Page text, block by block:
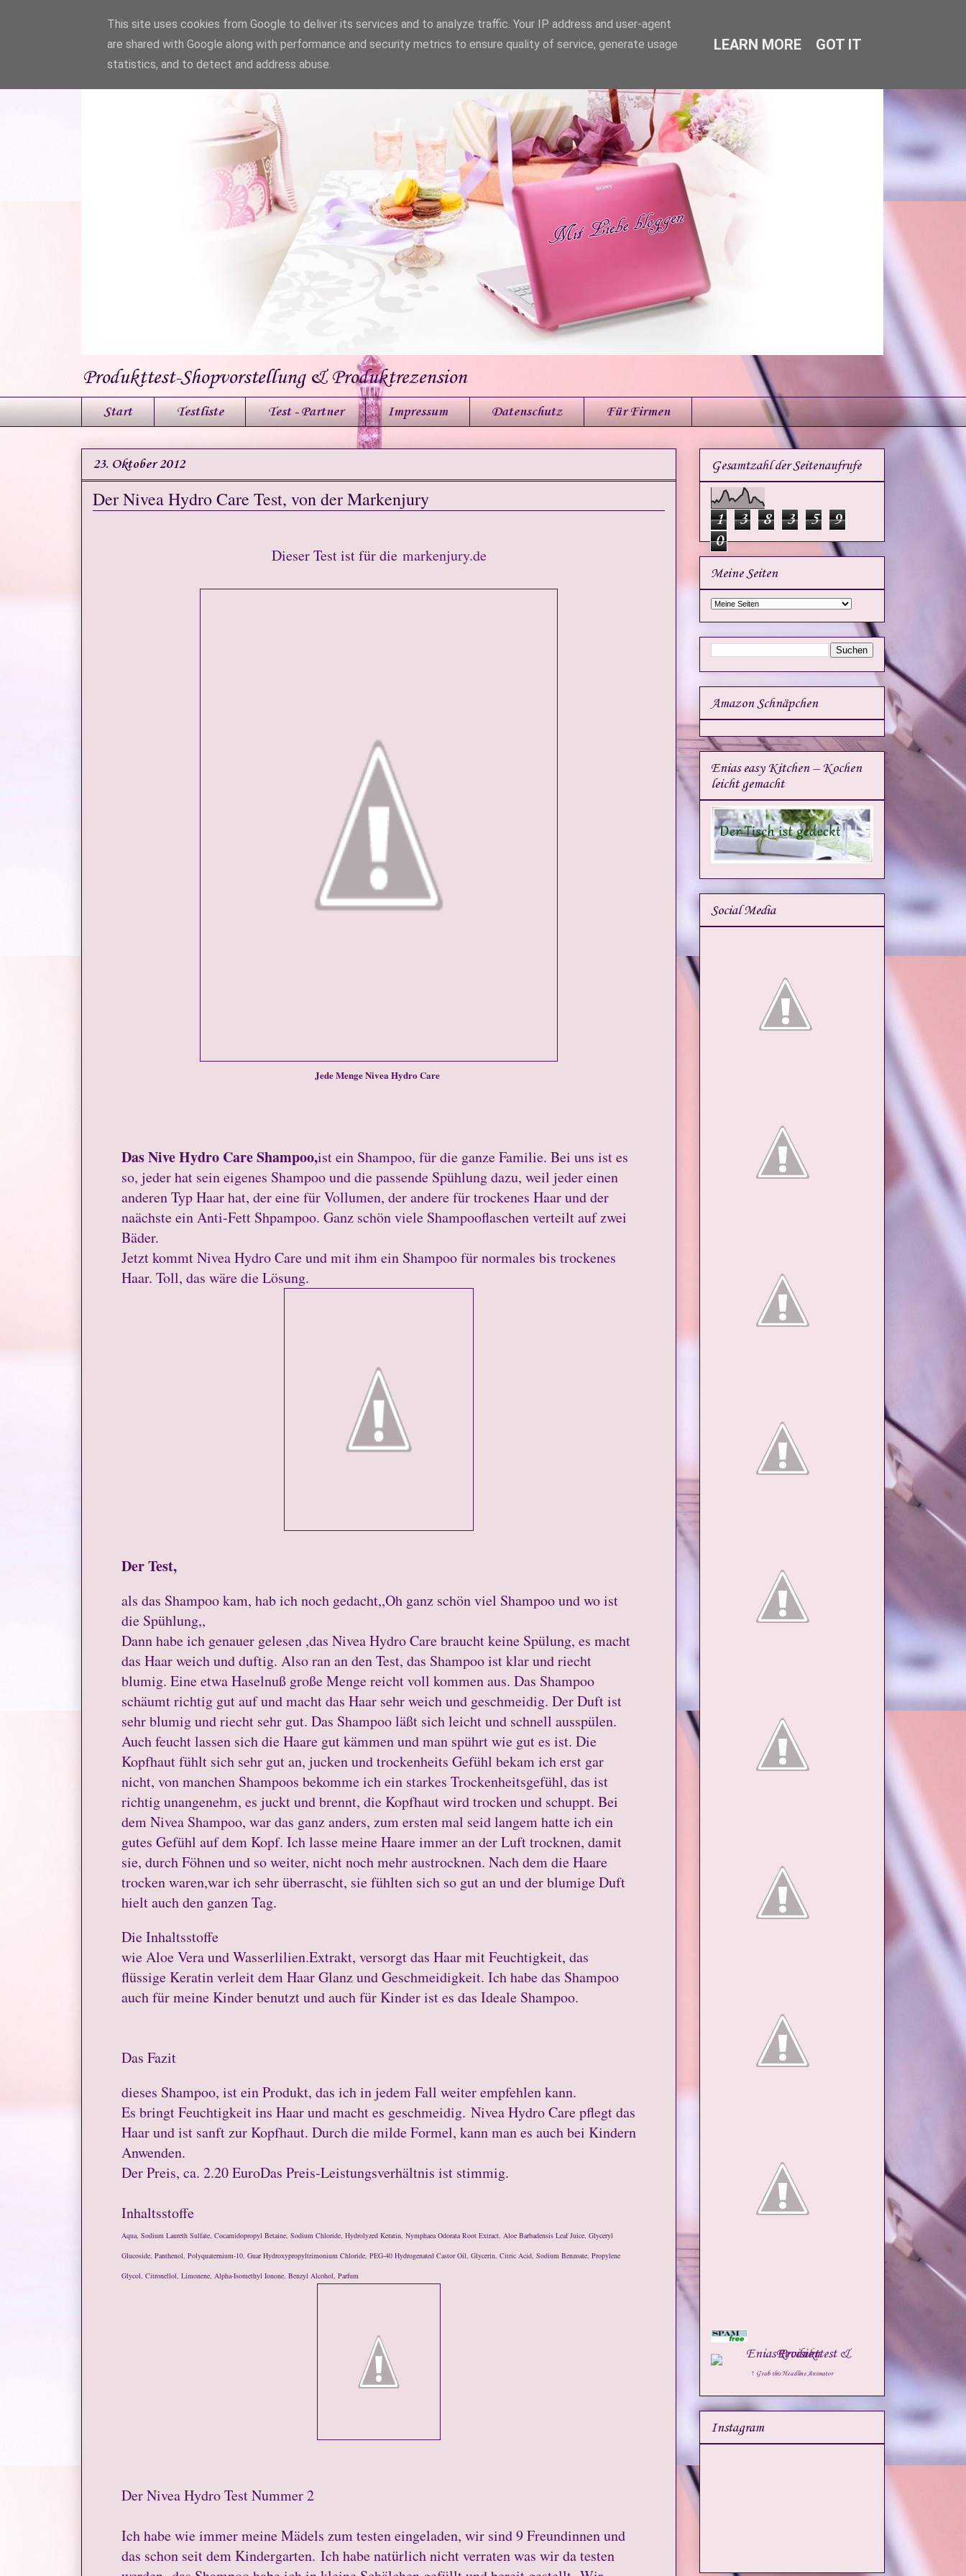
Produkttest-Shopvorstellung & Produktrezension
Start Testliste Test - Partner Impressum Datenschutz Für Firmen
23. Oktober 2012
Der Nivea Hydro Care Test, von der Markenjury
Dieser Test ist für die markenjury.de
Jede Menge Nivea Hydro Care.
Das Nive Hydro Care Shampoo,ist ein Shampoo, für die ganze Familie. Bei uns ist es
so, jeder hat sein eigenes Shampoo und die passende Spühlung dazu, weil jeder einen
anderen Typ Haar hat, der eine für Vollumen, der andere für trockenes Haar und der
naächste ein Anti-Fett Shpampoo. Ganz schön viele Shampooflaschen verteilt auf zwei
Bäder.
Jetzt kommt Nivea Hydro Care und mit ihm ein Shampoo für normales bis trockenes
Haar. Toll, das wäre die Lösung.
Der Test,
als das Shampoo kam, hab ich noch gedacht,,Oh ganz schön viel Shampoo und wo ist
die Spühlung,,
Dann habe ich genauer gelesen ,das Nivea Hydro Care braucht keine Spülung, es macht
das Haar weich und duftig. Also ran an den Test, das Shampoo ist klar und riecht
blumig. Eine etwa Haselnuß große Menge reicht voll kommen aus. Das Shampoo
schäumt richtig gut auf und macht das Haar sehr weich und geschmeidig. Der Duft ist
sehr blumig und riecht sehr gut. Das Shampoo läßt sich leicht und schnell ausspülen.
Auch feucht lassen sich die Haare gut kämmen und man spührt wie gut es ist. Die
Kopfhaut fühlt sich sehr gut an, jucken und trockenheits Gefühl bekam ich erst gar
nicht, von manchen Shampoos bekomme ich ein starkes Trockenheitsgefühl, das ist
richtig unangenehm, es juckt und brennt, die Kopfhaut wird trocken und schuppt. Bei
dem Nivea Shampoo, war das ganz anders, zum ersten mal seid langem hatte ich ein
gutes Gefühl auf dem Kopf. Ich lasse meine Haare immer an der Luft trocknen, damit
sie, durch Föhnen und so weiter, nicht noch mehr austrocknen. Nach dem die Haare
trocken waren,war ich sehr überrascht, sie fühlten sich so gut an und der blumige Duft
hielt auch den ganzen Tag.
Die Inhaltsstoffe
wie Aloe Vera und Wasserlilien.Extrakt, versorgt das Haar mit Feuchtigkeit, das
flüssige Keratin verleit dem Haar Glanz und Geschmeidigkeit. Ich habe das Shampoo
auch für meine Kinder benutzt und auch für Kinder ist es das Ideale Shampoo.
Das Fazit
dieses Shampoo, ist ein Produkt, das ich in jedem Fall weiter empfehlen kann.
Es bringt Feuchtigkeit ins Haar und macht es geschmeidig. Nivea Hydro Care pflegt das
Haar und ist sanft zur Kopfhaut. Durch die milde Formel, kann man es auch bei Kindern
Anwenden.
Der Preis, ca. 2.20 EuroDas Preis-Leistungsverhältnis ist stimmig.
Inhaltsstoffe
Aqua, Sodium Laureth Sulfate, Cocamidopropyl Betaine, Sodium Chloride, Hydrolyzed Keratin, Nymphaea Odorata Root Extract, Aloe Barbadensis Leaf Juice, Glyceryl
Glucoside, Panthenol, Polyquaternium-10, Guar Hydroxypropyltrimonium Chloride, PEG-40 Hydrogenated Castor Oil, Glycerin, Citric Acid, Sodium Benzoate, Propylene
Glycol, Citronellol, Limonene, Alpha-Isomethyl Ionone, Benzyl Alcohol, Parfum
Der Nivea Hydro Test Nummer 2
Ich habe wie immer meine Mädels zum testen eingeladen, wir sind 9 Freundinnen und
das schon seit dem Kindergarten. Ich habe natürlich nicht verraten was wir da testen
Gesamtzahl der Seitenaufrufe
1 3 8 3 5
9
0
Meine Seiten
Amazon Schnäpchen
Enias easy Kitchen – Kochen
leicht gemacht
Social Media
↑ Grab this Headline Animator
Instagram
This site uses cookies from Google to deliver its services and to analyze traffic. Your IP address and user-agent
are shared with Google along with performance and security metrics to ensure quality of service, generate usage
statistics, and to detect and address abuse.
LEARN MORE GOT IT